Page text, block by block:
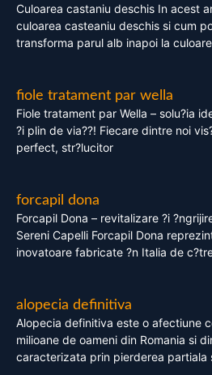
Culoarea castaniu deschis In acest
culoarea casteaniu deschis si cum
transforma parul alb inapoi la
fiole tratament par wella
Fiole tratament par Wella – solu?ia
?i plin de via??! Fiecare dintre noi
perfect, str?lucitor
forcapil dona
Forcapil Dona – revitalizare ?i
Sereni Capelli Forcapil Dona
inovatoare fabricate ?n Italia de
alopecia definitiva
Alopecia definitiva este o afectiune
milioane de oameni din Romania si
caracterizata prin pierderea partiala